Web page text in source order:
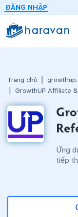
ĐĂNG NHẬP
Trang chủ
GrowthUP Affiliate
Ứng
tiếp